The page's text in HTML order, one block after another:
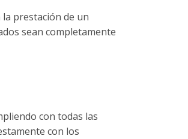
prestación de un
sean completamente
con todas las
con los